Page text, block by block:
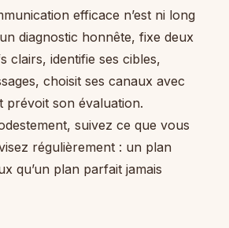
efficace n’est ni long
diagnostic honnête, fixe deux
clairs, identifie ses cibles,
choisit ses canaux avec
prévoit son évaluation.
suivez ce que vous
régulièrement : un plan
qu’un plan parfait jamais